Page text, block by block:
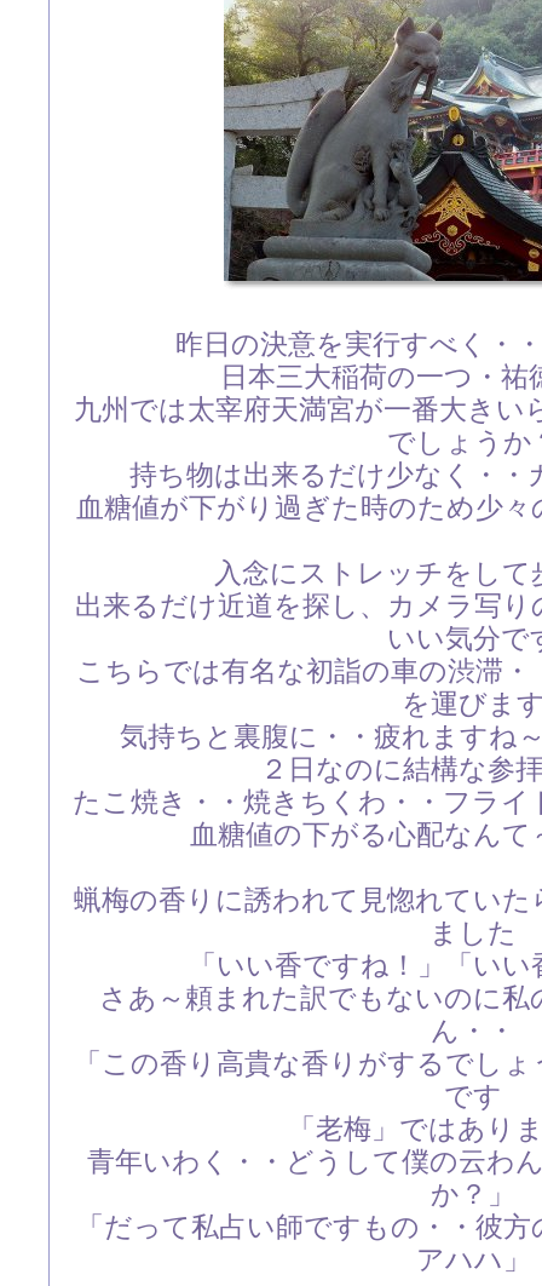
昨日の決意を実行すべく・
日本三大稲荷の一つ・祐
九州では太宰府天満宮が一番大き
でしょうか
持ち物は出来るだけ少なく・
血糖値が下がり過ぎた時のため少
入念にストレッチをし
出来るだけ近道を探し、カメラ写
いい気分で
こちらでは有名な初詣の車の渋滞
を運びま
気持ちと裏腹に・・疲れますね
２日なのに結構な参
たこ焼き・・焼きちくわ・・フラ
血糖値の下がる心配なんて
蝋梅の香りに誘われて見惚れてい
ました
「いい香ですね！」「い
さあ～頼まれた訳でもないのに
ん・・
「この香り高貴な香りがするでし
です
「老梅」ではあり
青年いわく・・どうして僕の云わ
か？」
「だって私占い師ですもの・・彼
アハハ」